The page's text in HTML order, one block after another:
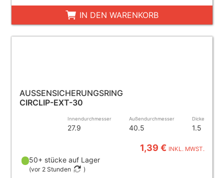
IN DEN WARENKORB
AUSSENSICHERUNGSRING
CIRCLIP-EXT-30
Innendurchmesser
27.9
Außendurchmesser
40.5
Dicke
1.5
1,39 € INKL. MWST.
50+ stücke auf Lager
(vor 2 Stunden )